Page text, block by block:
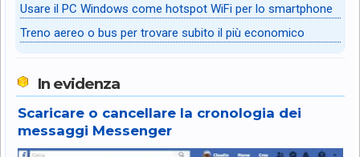
Usare il PC Windows come hotspot WiFi per lo smartphone
Treno aereo o bus per trovare subito il più economico
In evidenza
Scaricare o cancellare la cronologia dei
messaggi Messenger